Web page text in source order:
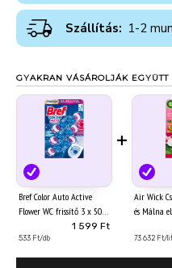
Szállítás: 1-2
GYAKRAN VÁSÁROLJÁK EGYÜTT
Bref Color Auto Active
Flower WC frissítő 3 x 50 g
1 599 Ft
533 Ft/db
+
Air Wick
és Málna
utántöltő
73 632 Ft/